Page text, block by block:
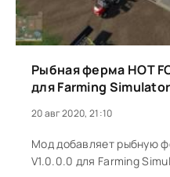
Рыбная ферма HOT
для Farming
20 авг 2020, 21:10
Мод добавляет рыбную
V1.0.0.0 для Farming